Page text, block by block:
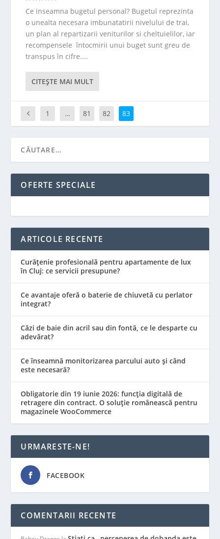
Ce inseamna bugetul personal? Bugetul reprezinta
o uneal­ta necesara imbunatatirii nivelului de trai,
un plan al repartizarii veniturilor si cheltuielilor, iar
recompensele întocmirii unui buget sunt greu de
transpus în cifre....
CITEŞTE MAI MULT
1 … 81 82 83
OFERTE SPECIALE
ARTICOLE RECENTE
Curățenie profesională pentru apartamente de lux
în Cluj: ce servicii presupune?
Ce avantaje oferă o baterie de chiuvetă cu perlator
integrat?
Căzi de baie din acril sau din fontă, ce le desparte cu
adevărat?
Ce înseamnă monitorizarea parcului auto și când
este necesară?
Obligatorie din 19 iunie 2026: funcția digitală de
retragere din contract. O soluție românească pentru
magazinele WooCommerce
URMARESTE-NE!
FACEBOOK
COMENTARII RECENTE